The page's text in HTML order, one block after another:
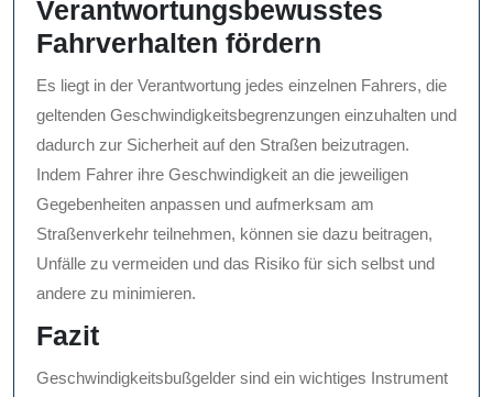
Verantwortungsbewusstes
Fahrverhalten fördern
Es liegt in der Verantwortung jedes einzelnen Fahrers, die
geltenden Geschwindigkeitsbegrenzungen einzuhalten und
dadurch zur Sicherheit auf den Straßen beizutragen.
Indem Fahrer ihre Geschwindigkeit an die jeweiligen
Gegebenheiten anpassen und aufmerksam am
Straßenverkehr teilnehmen, können sie dazu beitragen,
Unfälle zu vermeiden und das Risiko für sich selbst und
andere zu minimieren.
Fazit
Geschwindigkeitsbußgelder sind ein wichtiges Instrument